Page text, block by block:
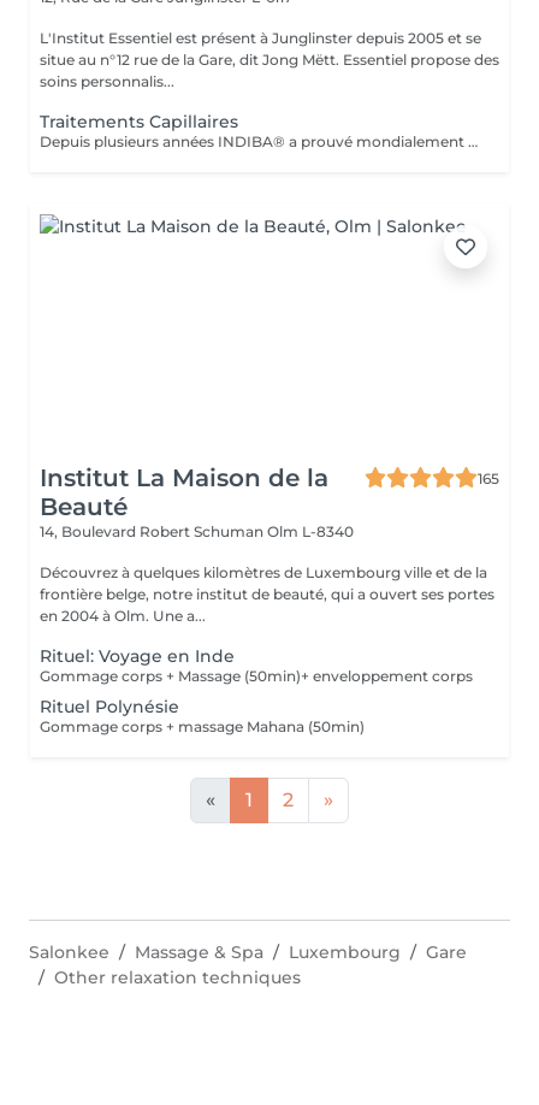
L'Institut Essentiel est présent à Junglinster depuis 2005 et se
situe au n°12 rue de la Gare, dit Jong Mëtt. Essentiel propose des
soins personnalis...
Traitements Capillaires
Depuis plusieurs années INDIBA® a prouvé mondialement son efficacité à lutter contre la dégénérescence cellulaire (vieillissement cellulaire). La technologie de INDIBA® Haiwave a été spécifiquement conçue pour traiter le problème de la chute des cheveux du au vieillissement ou en raison de problèmes hormonaux. En activant la micro circulation, les racines des cheveux sont intensément nourries en oxygène et peuvent se régénérer très rapidement. Le poil sort ainsi de sa phase de repos et peut repousser. Progressivement (à p.de 4 séances) les premiers cheveux sont visibles. Le traitement doit impérativement se réaliser 3-4 fois par semaines sur une durée de 1mois (revitalisation, cheveux fins, prévention anti-chute) ou 2 mois pour la perte de cheveux et calvitie. Nous proposons un forfait de 12 séances avec une remise immédiate de 15%. 1 à 2 cure de 12 séances sont conseillés à intervalle de 4-6 semaines. N'hésitez pas à nous contacter pour plus d'information ou réserver votre séance d'information (gratuite) en ligne.
Institut La Maison de la
Beauté
165
14, Boulevard Robert Schuman Olm L-8340
Découvrez à quelques kilomètres de Luxembourg ville et de la
frontière belge, notre institut de beauté, qui a ouvert ses portes
en 2004 à Olm. Une a...
Rituel: Voyage en Inde
Gommage corps + Massage (50min)+ enveloppement corps
Rituel Polynésie
Gommage corps + massage Mahana (50min)
« 1 2 »
Salonkee Massage & Spa Luxembourg
Gare
Other relaxation techniques